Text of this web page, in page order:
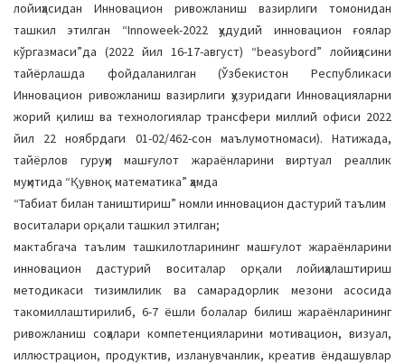
лойиҳасидан Инновацион ривожланиш вазирлиги томонидан
ташкил этилган “Innoweek-2022 ҳудудий инновацион ғоялар
кўргазмаси”да (2022 йил 16-17-август) “beasybord” лойиҳасини
тайёрлашда фойдаланилган (Ўзбекистон Республикаси
Инновацион ривожланиш вазирлиги ҳузуридаги Инновацияларни
жорий қилиш ва технологиялар трансфери миллий офиси 2022
йил 22 ноябрдаги 01-02/462-сон маълумотномаси). Натижада,
тайёрлов гуруҳи машғулот жараёнларини виртуал реаллик
муҳитида “Қувноқ математика” ҳамда
“Табиат билан таништириш” номли инновацион дастурий таълим
воситалари орқали ташкил этилган;
мактабгача таълим ташкилотларининг машғулот жараёнларини
инновацион дастурий воситалар орқали лойиҳалаштириш
методикаси тизимлилик ва самарадорлик мезони асосида
такомиллаштирилиб, 6-7 ёшли болалар билиш жараёнларининг
ривожланиш соҳалари компетенцияларини мотивацион, визуал,
иллюстрацион, продуктив, изланувчанлик, креатив ёндашувлар